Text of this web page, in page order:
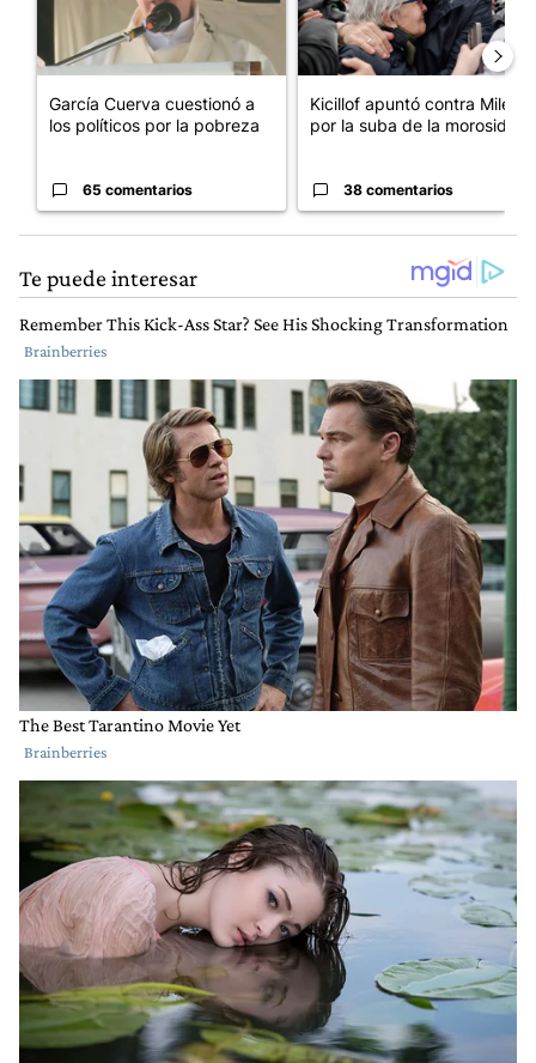
García Cuerva cuestionó a
los políticos por la pobreza
65 comentarios
Kicillof apuntó contra Milei
por la suba de la morosida...
38 comentarios